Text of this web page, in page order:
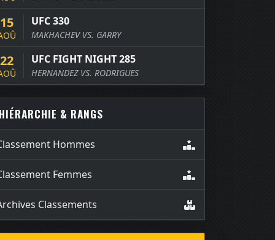
15 UFC 330
MAKHACHEV VS. GARRY
22 UFC FIGHT NIGHT 285
HERNANDEZ VS. RODRIGUES
& RANGS
Hommes
Femmes
Classements